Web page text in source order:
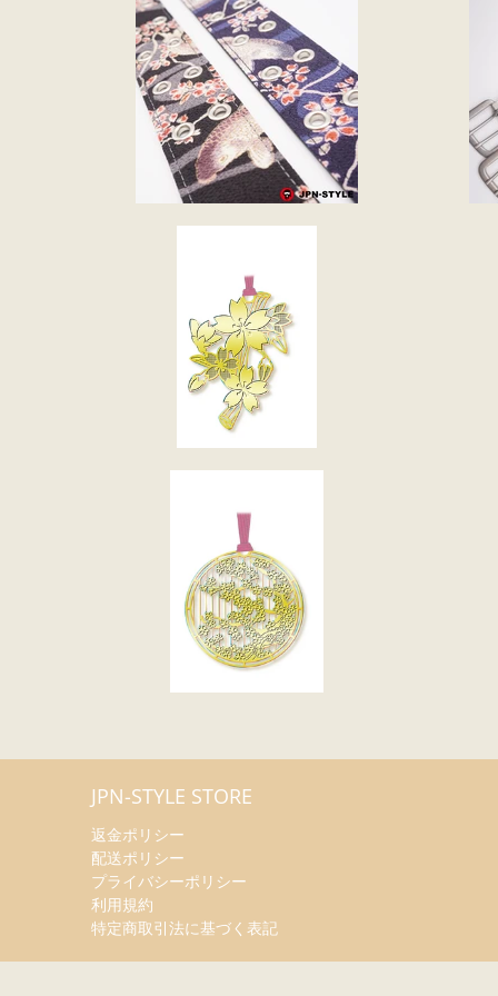
JPN-STYLE STORE
返金ポリシー
配送ポリシー
プライバシーポリシー
利用規約
特定商取引法に基づく表記